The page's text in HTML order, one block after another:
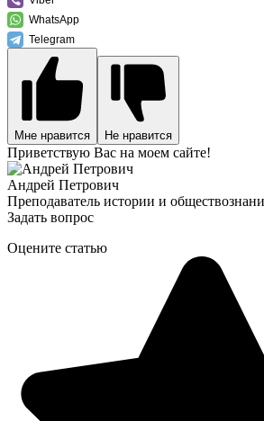
WhatsApp
Telegram
Мне нравится Не нравится
Приветствую Вас на моем сайте!
Андрей Петрович
Преподаватель истории и
Задать вопрос
Оцените статью